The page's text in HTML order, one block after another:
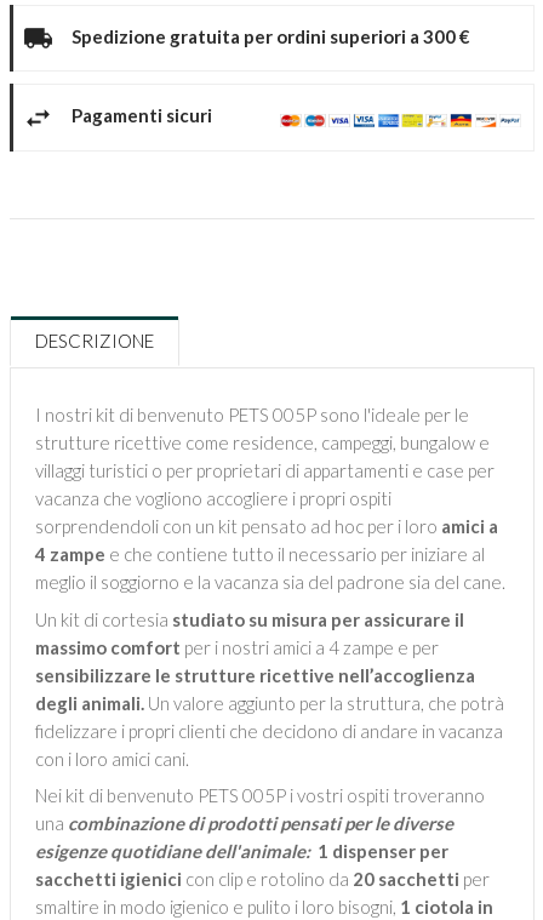
Spedizione gratuita per ordini superiori a 300 €
Pagamenti sicuri
DESCRIZIONE
I nostri kit di benvenuto PETS 005P sono l'ideale per le
strutture ricettive come residence, campeggi, bungalow e
villaggi turistici o per proprietari di appartamenti e case per
vacanza che vogliono accogliere i propri ospiti
sorprendendoli con un kit pensato ad hoc per i loro amici a
4 zampe e che contiene tutto il necessario per iniziare al
meglio il soggiorno e la vacanza sia del padrone sia del cane.
Un kit di cortesia studiato su misura per assicurare il
massimo comfort per i nostri amici a 4 zampe e per
sensibilizzare le strutture ricettive nell’accoglienza
degli animali. Un valore aggiunto per la struttura, che potrà
fidelizzare i propri clienti che decidono di andare in vacanza
con i loro amici cani.
Nei kit di benvenuto PETS 005P i vostri ospiti troveranno
una combinazione di prodotti pensati per le diverse
esigenze quotidiane dell'animale: 1 dispenser per
sacchetti igienici con clip e rotolino da 20 sacchetti per
smaltire in modo igienico e pulito i loro bisogni, 1 ciotola in